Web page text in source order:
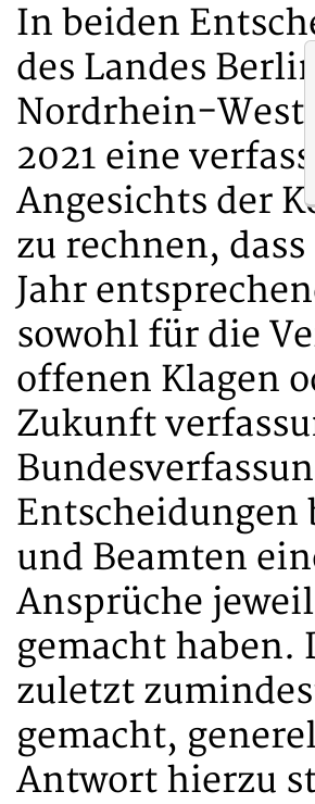
In beiden
des Landes
Nordrhein-
2021 eine
Angesichts der
zu rechnen,
Jahr
sowohl für die
offenen Klagen
Zukunft
Entscheidungen
und Beamten
Ansprüche
gemacht haben.
zuletzt
gemacht,
Antwort hierzu